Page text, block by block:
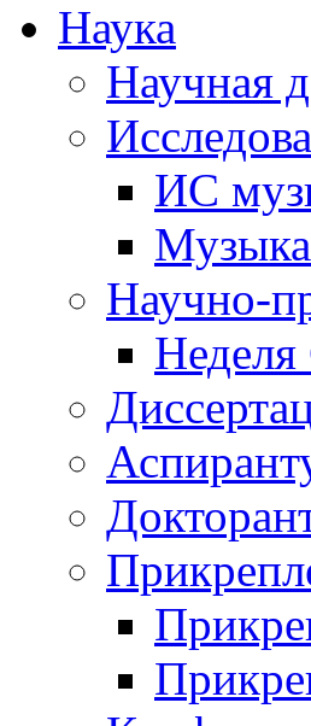
Наука
Научная
ИС
Научно-
Неделя